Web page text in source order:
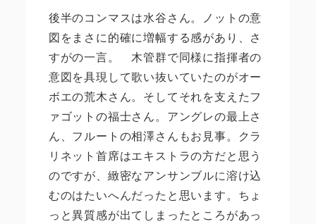
後半のコンマスは水谷さん。ノットの意
図をまさに的確に増幅する感があり、さ
すがの一言。 木管群で同様に指揮者の
意図を具現して歌い抜いていたのがオー
ボエの荒木さん。そしてそれを支えたフ
ァゴットの福士さん。アングレの最上さ
ん、フルートの相澤さんもお見事。クラ
リネット首席はエキストラの方だと思う
のですが、緻密なアンサンブルに溶け込
むのはたいへんだったと思います。ちょ
っと異質感が出てしまったところがあっ